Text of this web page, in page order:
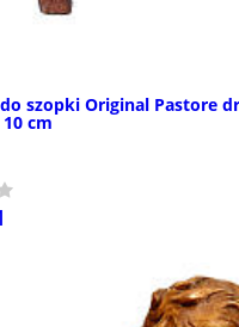
do szopki Original Pastore
cm